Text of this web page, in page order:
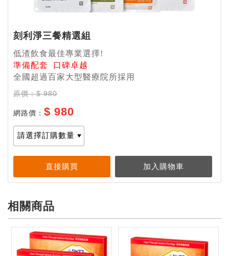
刻利淨三餐精選組
低渣飲食最佳專業選擇!
準備配套
口碑卓越
全國超過百家大型醫療院所採用
原價：$ 980
網路價： $ 980
相關商品